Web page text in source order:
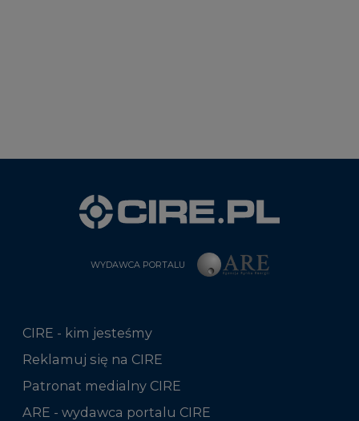
WYDAWCA PORTALU
CIRE - kim jesteśmy
Reklamuj się na CIRE
Patronat medialny CIRE
ARE - wydawca portalu CIRE